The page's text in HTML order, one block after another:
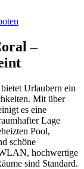
–
Urlaubern ein
Mit über
es eine
Lage
Pool,
schöne
hochwertige
sind Standard.